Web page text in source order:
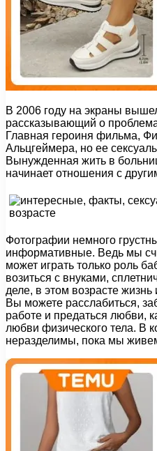
В 2006 году на экраны
рассказывающий о
Главная героиня фильма,
Альцгеймера, но ее
Вынужденная жить в
начинает отношения с
Фотографии немного
информативные. Ведь мы
может играть только роль
возиться с внуками,
деле, в этом возрасте
Вы можете расслабиться,
работе и предаться любви,
любви физического тела. В
неразделимы, пока мы